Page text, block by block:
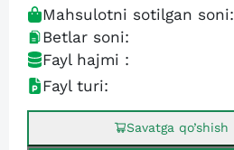
Mahsulotni sotilgan soni:
Betlar soni:
Fayl hajmi :
Fayl turi:
Savatga qo’shish